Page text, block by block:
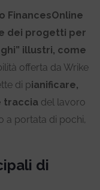
FinancesOnline
dei progetti per
illustri, come
offerta da Wrike
di pianificare,
traccia del lavoro
a portata di pochi,
di